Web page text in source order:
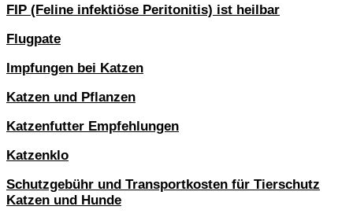
FIP (Feline infektiöse Peritonitis) ist heilbar
Flugpate
Impfungen bei Katzen
Katzen und Pflanzen
Katzenfutter Empfehlungen
Katzenklo
Schutzgebühr und Transportkosten für Tierschutz
Katzen und Hunde